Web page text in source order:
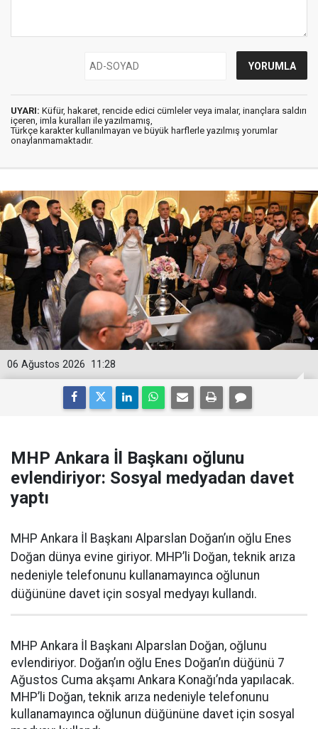
UYARI: Küfür, hakaret, rencide edici cümleler veya imalar, inançlara saldırı
içeren, imla kuralları ile yazılmamış,
Türkçe karakter kullanılmayan ve büyük harflerle yazılmış yorumlar
onaylanmamaktadır.
11:28
06 Ağustos 2026
MHP Ankara İl Başkanı oğlunu
evlendiriyor: Sosyal medyadan davet
yaptı
MHP Ankara İl Başkanı Alparslan Doğan’ın oğlu Enes
Doğan dünya evine giriyor. MHP’li Doğan, teknik arıza
nedeniyle telefonunu kullanamayınca oğlunun
düğününe davet için sosyal medyayı kullandı.
MHP Ankara İl Başkanı Alparslan Doğan, oğlunu
evlendiriyor. Doğan’ın oğlu Enes Doğan’ın düğünü 7
Ağustos Cuma akşamı Ankara Konağı’nda yapılacak.
MHP’li Doğan, teknik arıza nedeniyle telefonunu
kullanamayınca oğlunun düğününe davet için sosyal